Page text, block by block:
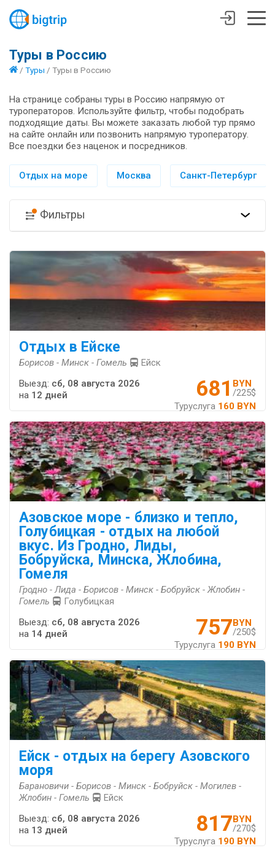
Туры в Россию
/ Туры / Туры в Россию
На странице собраны туры в Россию напрямую от
туроператоров. Используйте фильтр, чтобы подобрать
подходящие даты. Вы можете заказать любой тур прямо
на сайте онлайн или позвонить напрямую туроператору.
Все поездки без наценок и посредников.
Отдых на море Москва Санкт-Петербург
Фильтры
Отдых в Ейске
Борисов - Минск - Гомель Ейск
681 BYN
/225$
Туруслуга 160 BYN
Выезд: сб, 08 августа 2026
на 12 дней
Азовское море - близко и тепло,
Голубицкая - отдых на любой
вкус. Из Гродно, Лиды,
Бобруйска, Минска, Жлобина,
Гомеля
Гродно - Лида - Борисов - Минск - Бобруйск - Жлобин -
Гомель
Голубицкая
757BYN
/250$
Туруслуга 190 BYN
Выезд: сб, 08 августа 2026
на 14 дней
Ейск - отдых на берегу Азовского
моря
Барановичи - Борисов - Минск - Бобруйск - Могилев -
Жлобин - Гомель
Ейск
817BYN
/270$
Туруслуга 190 BYN
Выезд: сб, 08 августа 2026
на 13 дней